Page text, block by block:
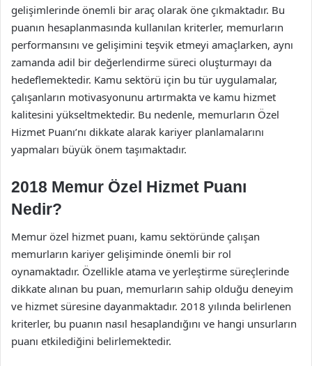
gelişimlerinde önemli bir araç olarak öne çıkmaktadır. Bu
puanın hesaplanmasında kullanılan kriterler, memurların
performansını ve gelişimini teşvik etmeyi amaçlarken, aynı
zamanda adil bir değerlendirme süreci oluşturmayı da
hedeflemektedir. Kamu sektörü için bu tür uygulamalar,
çalışanların motivasyonunu artırmakta ve kamu hizmet
kalitesini yükseltmektedir. Bu nedenle, memurların Özel
Hizmet Puanı’nı dikkate alarak kariyer planlamalarını
yapmaları büyük önem taşımaktadır.
2018 Memur Özel Hizmet Puanı
Nedir?
Memur özel hizmet puanı, kamu sektöründe çalışan
memurların kariyer gelişiminde önemli bir rol
oynamaktadır. Özellikle atama ve yerleştirme süreçlerinde
dikkate alınan bu puan, memurların sahip olduğu deneyim
ve hizmet süresine dayanmaktadır. 2018 yılında belirlenen
kriterler, bu puanın nasıl hesaplandığını ve hangi unsurların
puanı etkilediğini belirlemektedir.